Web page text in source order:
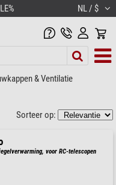
NL / $
& Ventilatie
Sorteer op:
voor RC-telescopen